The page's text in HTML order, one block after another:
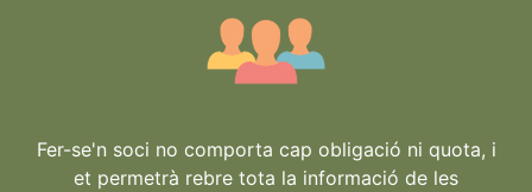
Fer-se'n soci no comporta cap obligació ni quota, i
et permetrà rebre tota la informació de les